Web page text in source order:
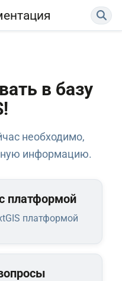
в базу
необходимо,
информацию.
платформой
платформой